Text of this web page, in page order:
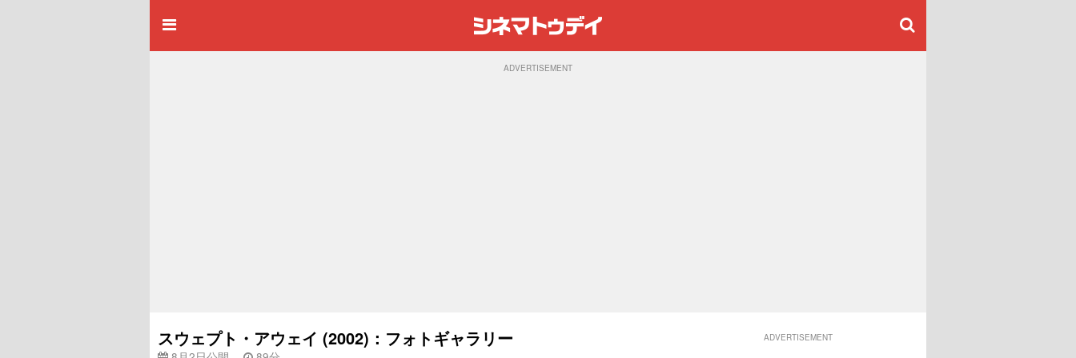
ADVERTISEMENT
スウェプト・アウェイ (2002)：フォトギャラリー ADVERTISEMENT